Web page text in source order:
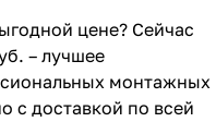
цене? Сейчас
– лучшее
монтажных
с доставкой по всей